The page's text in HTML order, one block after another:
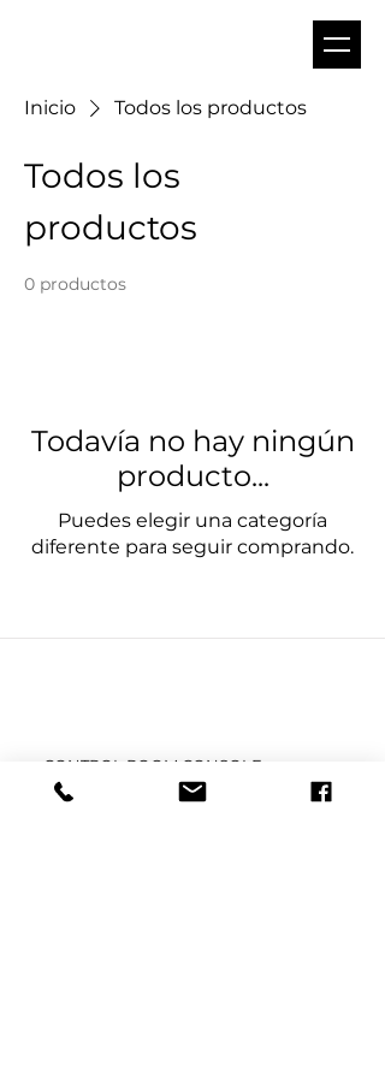
Inicio Todos los productos
Todos los
productos
0 productos
Todavía no hay ningún
producto...
Puedes elegir una categoría
diferente para seguir comprando.
CONTROL ROOM CONSOLE
PROVIDER